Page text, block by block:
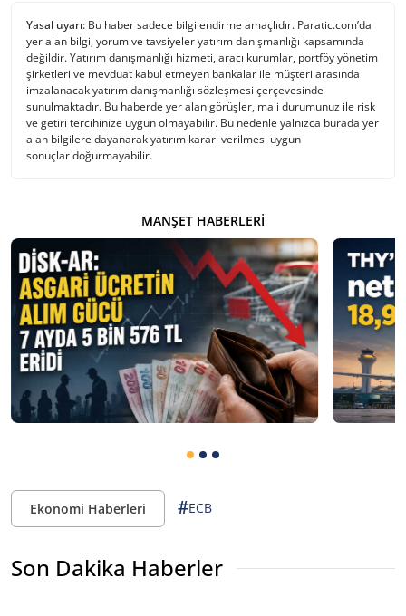
Yasal uyarı: Bu haber sadece bilgilendirme amaçlıdır. Paratic.com’da
yer alan bilgi, yorum ve tavsiyeler yatırım danışmanlığı kapsamında
değildir. Yatırım danışmanlığı hizmeti, aracı kurumlar, portföy yönetim
şirketleri ve mevduat kabul etmeyen bankalar ile müşteri arasında
imzalanacak yatırım danışmanlığı sözleşmesi çerçevesinde
sunulmaktadır. Bu haberde yer alan görüşler, mali durumunuz ile risk
ve getiri tercihinize uygun olmayabilir. Bu nedenle yalnızca burada yer
alan bilgilere dayanarak yatırım kararı verilmesi uygun
sonuçlar doğurmayabilir.
MANŞET HABERLERI
Ekonomi Haberleri #ECB
Son Dakika Haberler